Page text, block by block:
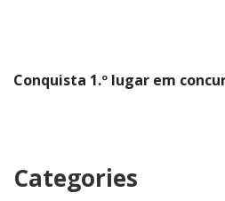
Conquista 1.º lugar em
Categories